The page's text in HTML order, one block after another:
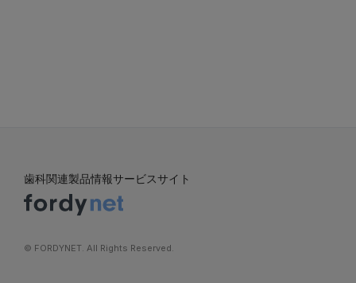
歯科関連製品情報サービスサイト
©︎ FORDYNET. All Rights Reserved.